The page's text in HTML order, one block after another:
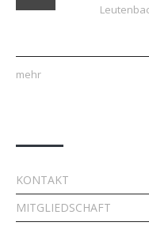
mehr
KONTAKT
MITGLIEDSCHAFT